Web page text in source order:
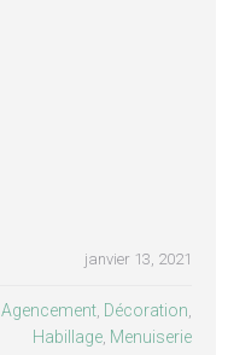
janvier 13, 2021
Agencement, Décoration,
Habillage, Menuiserie